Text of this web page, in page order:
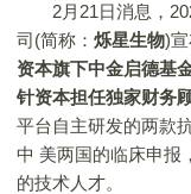
2月21日消息，
司(简称： 烁星生物)
资本旗下中金启德基
针资本担任独家财务
平台自主研发的两款
中 美两国的临床申报
的技术人才。